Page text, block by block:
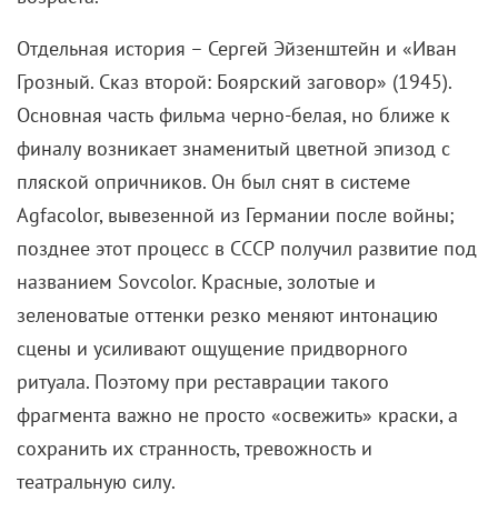
Отдельная история – Сергей Эйзенштейн и «Иван
Грозный. Сказ второй: Боярский заговор» (1945).
Основная часть фильма черно-белая, но ближе к
финалу возникает знаменитый цветной эпизод с
пляской опричников. Он был снят в системе
Agfacolor, вывезенной из Германии после войны;
позднее этот процесс в СССР получил развитие под
названием Sovcolor. Красные, золотые и
зеленоватые оттенки резко меняют интонацию
сцены и усиливают ощущение придворного
ритуала. Поэтому при реставрации такого
фрагмента важно не просто «освежить» краски, а
сохранить их странность, тревожность и
театральную силу.